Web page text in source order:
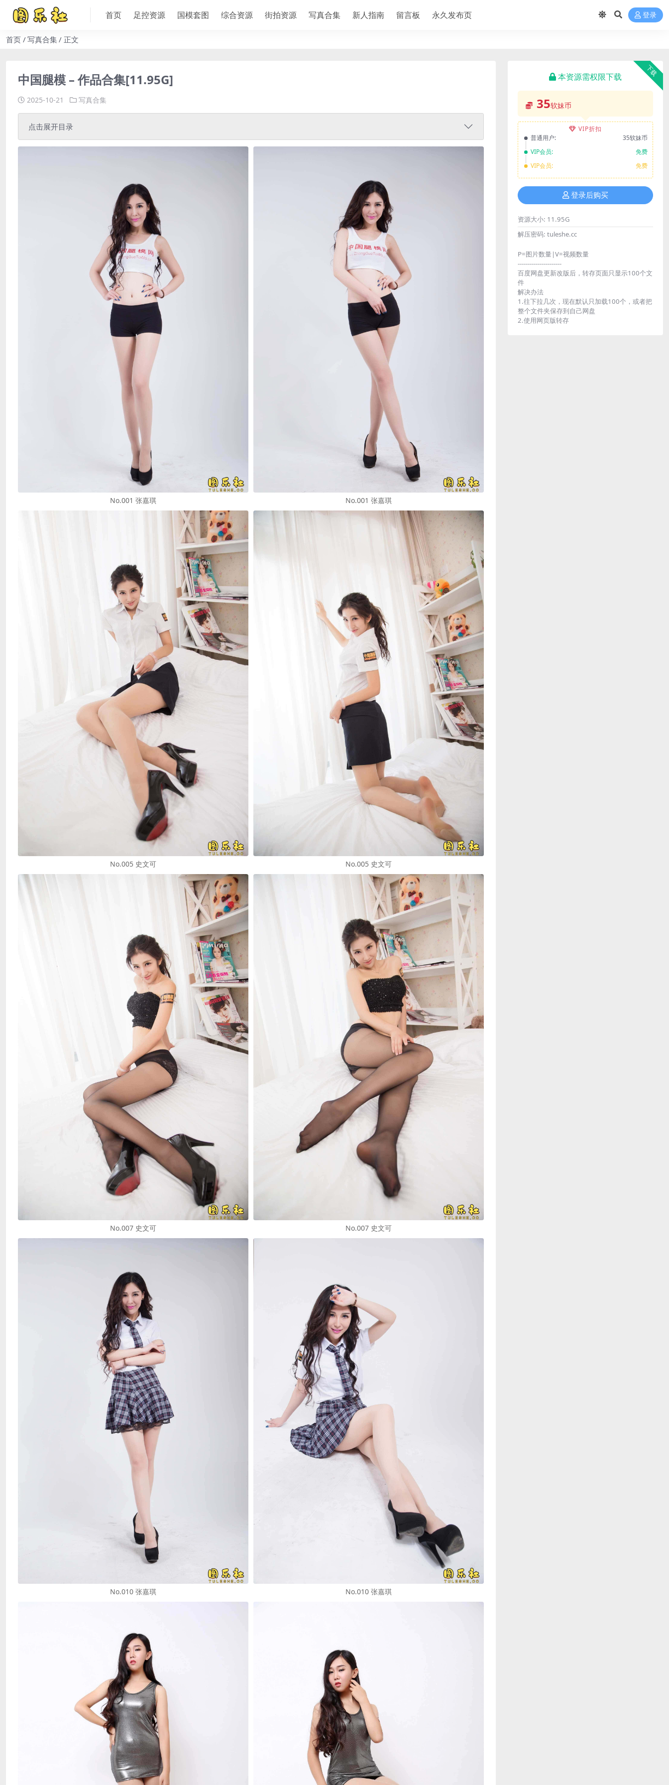
首页 足控资源 国模套图 综合资源 街拍资源 写真合集 新人指南 留言板 永久发布页 登录
首页 写真合集 正文
中国腿模 – 作品合集[11.95G]
2025-10-21 写真合集
点击展开目录
No.001 张嘉琪 No.001 张嘉琪
No.005 史文可 No.005 史文可
No.007 史文可 No.007 史文可
No.010 张嘉琪 No.010 张嘉琪
下载
本资源需权限下载
35软妹币
VIP折扣
普通用户:
35软妹币
VIP会员:
免费
VIP会员:
免费
登录后购买
资源大小: 11.95G
解压密码: tuleshe.cc
P=图片数量|V=视频数量
----------------------
百度网盘更新改版后，转存页面只显示100个文
件
解决办法
1.往下拉几次，现在默认只加载100个，或者把
整个文件夹保存到自己网盘
2.使用网页版转存